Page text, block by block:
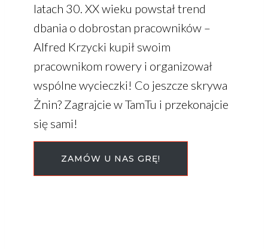
latach 30. XX wieku powstał trend
dbania o dobrostan pracowników –
Alfred Krzycki kupił swoim
pracownikom rowery i organizował
wspólne wycieczki! Co jeszcze skrywa
Żnin? Zagrajcie w TamTu i przekonajcie
się sami!
ZAMÓW U NAS GRĘ!